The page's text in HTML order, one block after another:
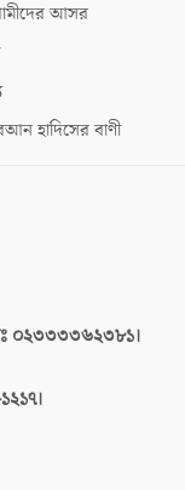
আসর
হাদিসের বাণী
০২৩৩৩৩৬২৩৮১।